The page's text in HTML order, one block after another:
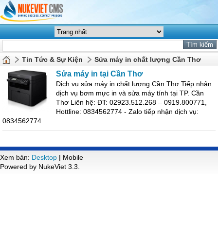
Tin Tức & Sự Kiện Sửa máy in chất lượng Cần Thơ
Sửa máy in tại Cần Thơ
Dịch vụ sửa máy in chất lượng Cần Thơ Tiếp nhận
dịch vụ bơm mực in và sửa máy tính tại TP. Cần
Thơ Liên hệ: ĐT: 02923.512.268 – 0919.800771,
Hottline: 0834562774 - Zalo tiếp nhận dịch vụ:
0834562774
Xem bản: Desktop | Mobile
Powered by NukeViet 3.3.